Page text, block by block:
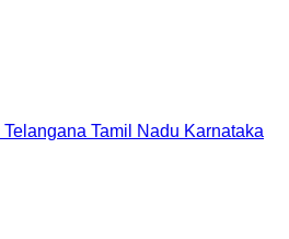
Telangana Tamil Nadu Karnataka